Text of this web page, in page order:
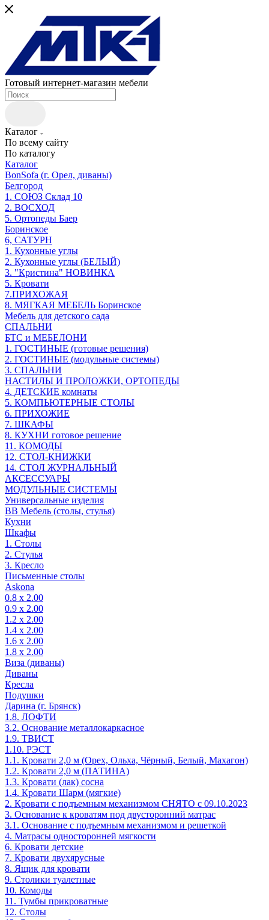
Готовый интернет-магазин мебели
Каталог
По всему сайту
По каталогу
Каталог
BonSofa (г. Орел, диваны)
Белгород
1. СОЮЗ Склад 10
2. ВОСХОД
5. Ортопеды Баер
Боринское
6, САТУРН
1. Кухонные углы
2. Кухонные углы (БЕЛЫЙ)
3. "Кристина" НОВИНКА
5. Кровати
7.ПРИХОЖАЯ
8. МЯГКАЯ МЕБЕЛЬ Боринское
Мебель для детского сада
СПАЛЬНИ
БТС и МЕБЕЛОНИ
1. ГОСТИНЫЕ (готовые решения)
2. ГОСТИНЫЕ (модульные системы)
3. СПАЛЬНИ
НАСТИЛЫ И ПРОЛОЖКИ, ОРТОПЕДЫ
4. ДЕТСКИЕ комнаты
5. КОМПЬЮТЕРНЫЕ СТОЛЫ
6. ПРИХОЖИЕ
7. ШКАФЫ
8. КУХНИ готовое решение
11. КОМОДЫ
12. СТОЛ-КНИЖКИ
14. СТОЛ ЖУРНАЛЬНЫЙ
АКСЕССУАРЫ
МОДУЛЬНЫЕ СИСТЕМЫ
Универсальные изделия
ВВ Мебель (столы, стулья)
Кухни
Шкафы
1. Столы
2. Стулья
3. Кресло
Письменные столы
Askona
0.8 х 2.00
0.9 х 2.00
1.2 х 2.00
1.4 х 2.00
1.6 х 2.00
1.8 х 2.00
Виза (диваны)
Диваны
Кресла
Подушки
Дарина (г. Брянск)
1.8. ЛОФТИ
3.2. Основание металлокаркасное
1.9. ТВИСТ
1.10. РЭСТ
1.1. Кровати 2,0 м (Орех, Ольха, Чёрный, Белый, Махагон)
1.2. Кровати 2,0 м (ПАТИНА)
1.3. Кровати (лак) сосна
1.4. Кровати Шарм (мягкие)
2. Кровати с подъемным механизмом СНЯТО с 09.10.2023
3. Основание к кроватям под двусторонний матрас
3.1. Основание с подъемным механизмом и решеткой
4. Матрасы односторонней мягкости
6. Кровати детские
7. Кровати двухярусные
8. Ящик для кровати
9. Столики туалетные
10. Комоды
11. Тумбы прикроватные
12. Столы